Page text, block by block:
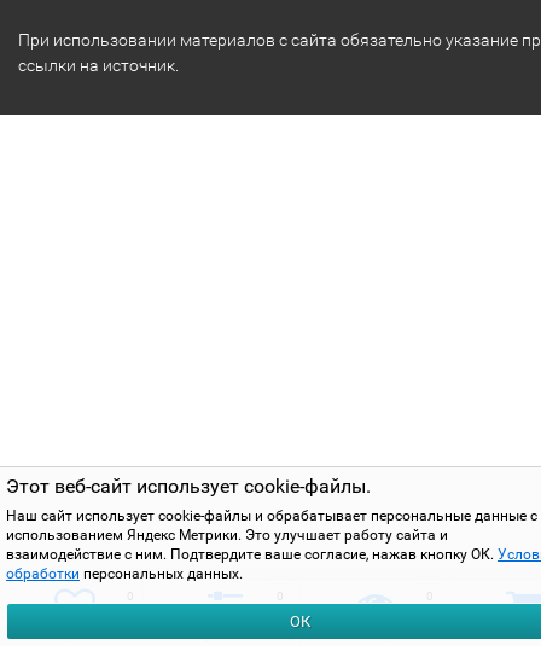
Этот веб-сайт использует cookie-файлы.
Наш сайт использует cookie-файлы и обрабатывает персональные данные с
использованием Яндекс Метрики. Это улучшает работу сайта и
взаимодействие с ним. Подтвердите ваше согласие, нажав кнопку ОК.
обработки персональных данных.
ОК
При использовании материалов с сайта обязательно указание
ссылки на источник.